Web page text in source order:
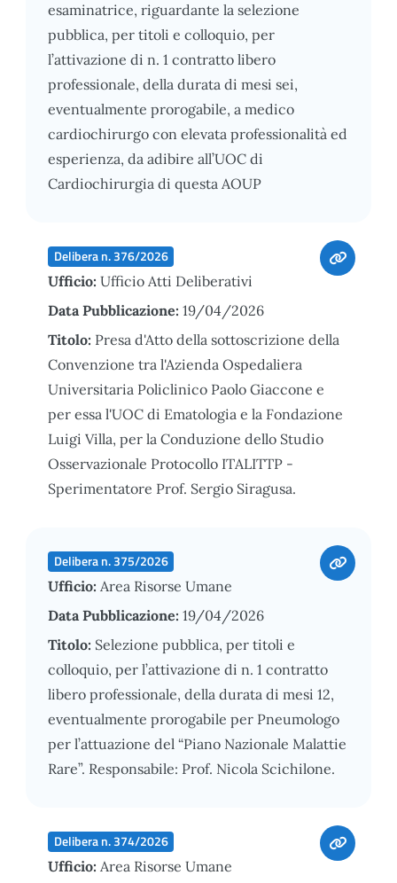
esaminatrice, riguardante la selezione
pubblica, per titoli e colloquio, per
l’attivazione di n. 1 contratto libero
professionale, della durata di mesi sei,
eventualmente prorogabile, a medico
cardiochirurgo con elevata professionalità ed
esperienza, da adibire all’UOC di
Cardiochirurgia di questa AOUP
Delibera n. 376/2026
Ufficio: Ufficio Atti Deliberativi
Data Pubblicazione: 19/04/2026
Titolo: Presa d'Atto della sottoscrizione della
Convenzione tra l'Azienda Ospedaliera
Universitaria Policlinico Paolo Giaccone e
per essa l'UOC di Ematologia e la Fondazione
Luigi Villa, per la Conduzione dello Studio
Osservazionale Protocollo ITALITTP -
Sperimentatore Prof. Sergio Siragusa.
Delibera n. 375/2026
Ufficio: Area Risorse Umane
Data Pubblicazione: 19/04/2026
Titolo: Selezione pubblica, per titoli e
colloquio, per l’attivazione di n. 1 contratto
libero professionale, della durata di mesi 12,
eventualmente prorogabile per Pneumologo
per l’attuazione del “Piano Nazionale Malattie
Rare”. Responsabile: Prof. Nicola Scichilone.
Delibera n. 374/2026
Ufficio: Area Risorse Umane